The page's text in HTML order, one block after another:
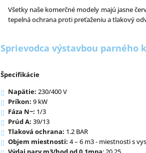
Všetky naše komerčné modely majú jasne
tepelná ochrana proti preťaženiu a tlakový
Sprievodca výstavbou parného
Špecifikácie
Napätie:230/400 V
Príkon:9 kW
Fáza N~: 1/3
Prúd A:39/13
Tlaková ochrana: 1.2 BAR
Objem miestnosti: 4 – 6 m3 - miestnosti s